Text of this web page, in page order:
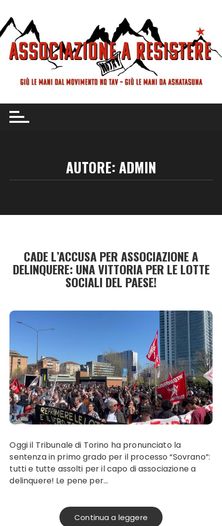
contenuto
AUTORE:ADMIN
CADE L’ACCUSA PER ASSOCIAZIONE A
DELINQUERE: UNA VITTORIA PER LE LOTTE
SOCIALI DEL PAESE!
Oggi il Tribunale di Torino ha pronunciato la
sentenza in primo grado per il processo “Sovrano”:
tutti e tutte assolti per il capo di associazione a
delinquere! Le pene per…
Continua a leggere